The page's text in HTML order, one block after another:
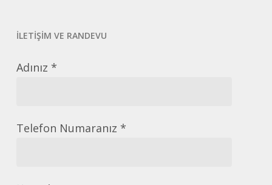
İLETİŞİM VE RANDEVU
Adınız *
Telefon Numaranız *